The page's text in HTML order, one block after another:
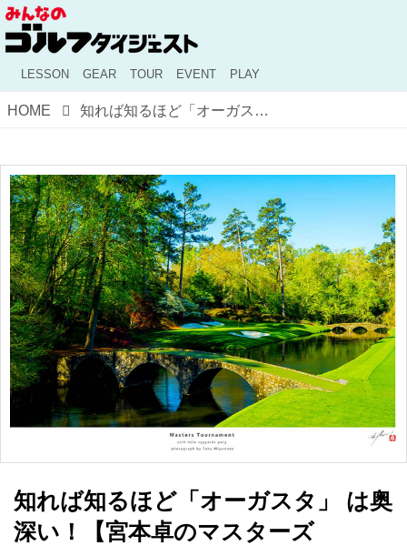
LESSON GEAR TOUR EVENT PLAY
HOME 知れば知るほど「オーガスタ」 は奥深い！【宮本卓のマスターズLABO】～第9回～ホーガンブリッジ
知れば知るほど「オーガスタ」 は奥
深い！【宮本卓のマスターズ